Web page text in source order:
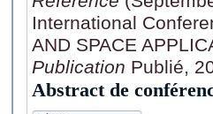
International
AND SPACE
Publication Publié,
Abstract de